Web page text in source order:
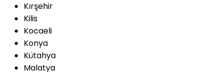
Kırşehir
Kilis
Kocaeli
Konya
Kütahya
Malatya